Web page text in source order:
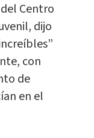
Centro
dijo
con
de
en el